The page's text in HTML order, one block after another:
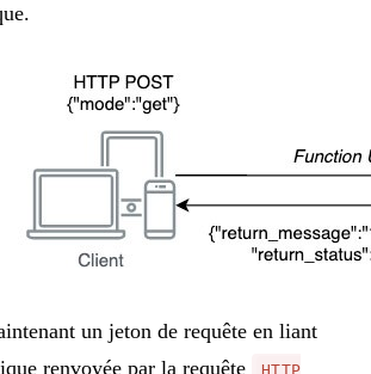
un jeton de requête en liant
renvoyée par la requête
HTTP